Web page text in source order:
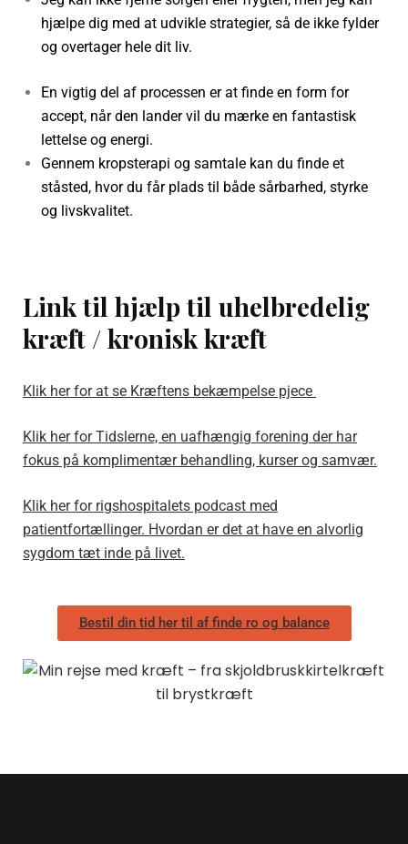
hjælpe dig med at udvikle strategier, så de ikke fylder
og overtager hele dit liv.
En vigtig del af processen er at finde en form for
accept, når den lander vil du mærke en fantastisk
lettelse og energi.
Gennem kropsterapi og samtale kan du finde et
ståsted, hvor du får plads til både sårbarhed, styrke
og livskvalitet.
Link til hjælp til uhelbredelig
kræft / kronisk kræft
Klik her for at se Kræftens bekæmpelse pjece
Klik her for Tidslerne, en uafhængig forening der har
fokus på komplimentær behandling, kurser og samvær.
Klik her for rigshospitalets podcast med
patientfortællinger. Hvordan er det at have en alvorlig
sygdom tæt inde på livet.
Bestil din tid her til af finde ro og balance